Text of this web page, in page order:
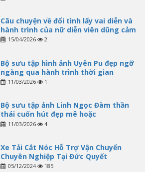
Câu chuyện về đổi tình lấy vai diễn và
hành trình của nữ diễn viên dũng cảm
15/04/2026 2
Bộ sưu tập hình ảnh Uyên Pu đẹp ngỡ
ngàng qua hành trình thời gian
11/03/2026 1
Bộ sưu tập ảnh Linh Ngọc Đàm thần
thái cuốn hút đẹp mê hoặc
11/03/2026 4
Xe Tải Cắt Nóc Hỗ Trợ Vận Chuyển
Chuyên Nghiệp Tại Đức Quyết
05/12/2024 185